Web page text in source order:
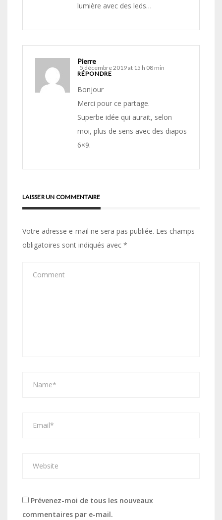
lumière avec des leds…
Pierre
5 décembre 2019 at 15 h 08 min
RÉPONDRE
Bonjour
Merci pour ce partage.
Superbe idée qui aurait, selon
moi, plus de sens avec des diapos
6×9.
LAISSER UN COMMENTAIRE
Votre adresse e-mail ne sera pas publiée. Les champs
obligatoires sont indiqués avec *
Prévenez-moi de tous les nouveaux
commentaires par e-mail.